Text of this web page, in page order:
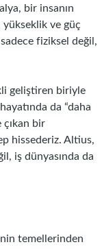
bir insanın
yükseklik ve güç
fiziksel değil,
geliştiren biriyle
da “daha
çıkan bir
hissederiz. Altius,
iş dünyasında da
temellerinden